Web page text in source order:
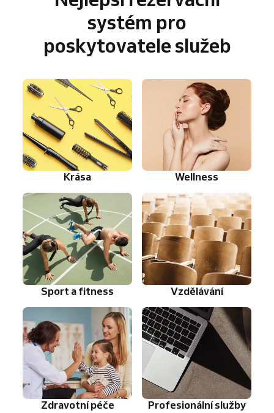
systém pro
poskytovatele služeb
Krása Wellness
Sport a fitness Vzdělávání
Zdravotní péče Profesionální služby